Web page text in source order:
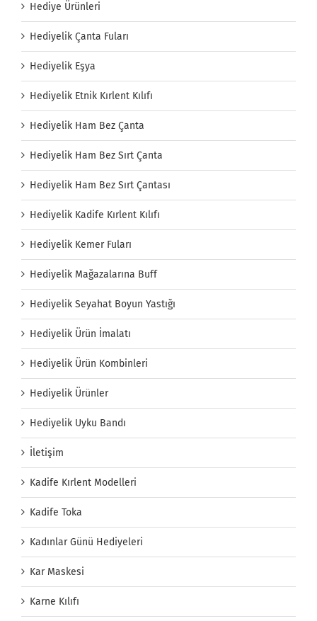
Hediye Ürünleri
Hediyelik Çanta Fuları
Hediyelik Eşya
Hediyelik Etnik Kırlent Kılıfı
Hediyelik Ham Bez Çanta
Hediyelik Ham Bez Sırt Çanta
Hediyelik Ham Bez Sırt Çantası
Hediyelik Kadife Kırlent Kılıfı
Hediyelik Kemer Fuları
Hediyelik Mağazalarına Buff
Hediyelik Seyahat Boyun Yastığı
Hediyelik Ürün İmalatı
Hediyelik Ürün Kombinleri
Hediyelik Ürünler
Hediyelik Uyku Bandı
İletişim
Kadife Kırlent Modelleri
Kadife Toka
Kadınlar Günü Hediyeleri
Kar Maskesi
Karne Kılıfı